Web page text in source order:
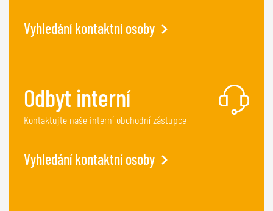
Vyhledání kontaktní osoby
Odbyt interní
Kontaktujte naše interní obchodní zástupce
Vyhledání kontaktní osoby